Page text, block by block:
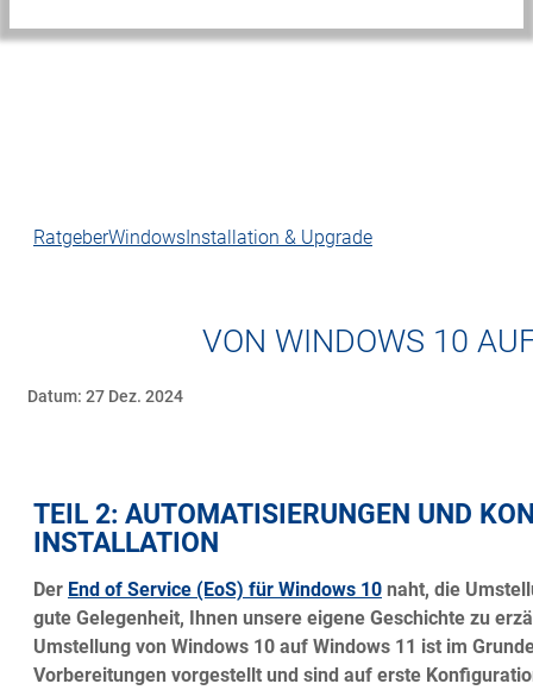
RatgeberWindowsInstallation & Upgrade
VON WINDOWS 10
Datum: 27 Dez. 2024
TEIL 2: AUTOMATISIERUNGEN UND
INSTALLATION
Der End of Service (EoS) für Windows 10 naht, die
gute Gelegenheit, Ihnen unsere eigene Geschichte zu
Umstellung von Windows 10 auf Windows 11 ist im
Vorbereitungen vorgestellt und sind auf erste